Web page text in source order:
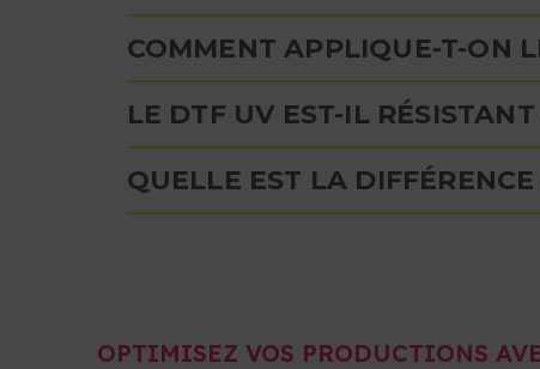
COMMENT APPLIQUE-T-ON
LE DTF UV EST-IL
QUELLE EST LA
OPTIMISEZ VOS PRODUCTIONS